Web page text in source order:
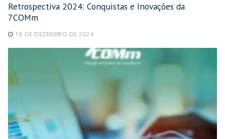
Retrospectiva 2024: Conquistas e Inovações da
7COMm
18 DE DEZEMBRO DE 2024